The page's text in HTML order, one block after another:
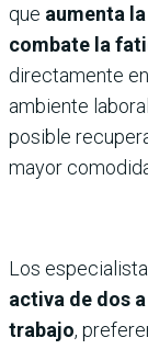
que aumenta
combate la
directamente
ambiente
posible
mayor
Los
activa de dos
trabajo,